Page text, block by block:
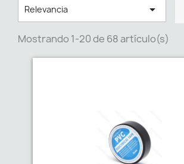
Relevancia 
Mostrando 1-20 de 68 artículo(s)